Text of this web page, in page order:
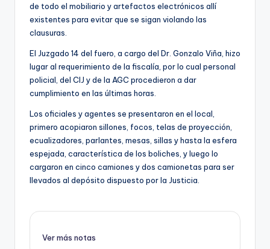
de todo el mobiliario y artefactos electrónicos allí
existentes para evitar que se sigan violando las
clausuras.
El Juzgado 14 del fuero, a cargo del Dr. Gonzalo Viña, hizo
lugar al requerimiento de la fiscalía, por lo cual personal
policial, del CIJ y de la AGC procedieron a dar
cumplimiento en las últimas horas.
Los oficiales y agentes se presentaron en el local,
primero acopiaron sillones, focos, telas de proyección,
ecualizadores, parlantes, mesas, sillas y hasta la esfera
espejada, característica de los boliches, y luego lo
cargaron en cinco camiones y dos camionetas para ser
llevados al depósito dispuesto por la Justicia.
Ver más notas